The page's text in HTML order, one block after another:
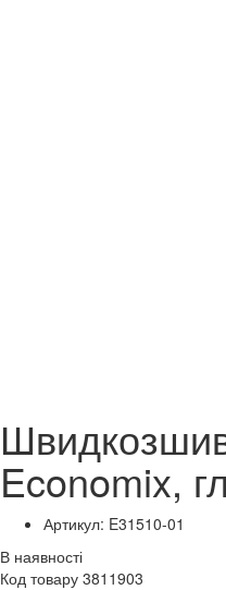
Economix,
Артикул: E31510-01
В наявності
Код товару 3811903